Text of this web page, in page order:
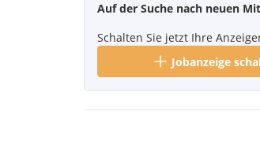
Auf der Suche nach neuen
Schalten Sie jetzt Ihre
Jobanzeige